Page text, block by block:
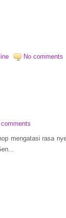
No comments
comments
mengatasi rasa